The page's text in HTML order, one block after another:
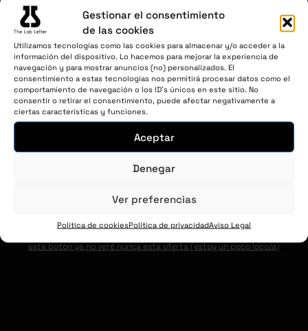
Gestionar el consentimiento
de las cookies
Utilizamos tecnologías como las cookies para almacenar y/o acceder a la
información del dispositivo. Lo hacemos para mejorar la experiencia de
navegación y para mostrar anuncios (no) personalizados. El
consentimiento a estas tecnologías nos permitirá procesar datos como el
comportamiento de navegación o los ID's únicos en este sitio. No
consentir o retirar el consentimiento, puede afectar negativamente a
ciertas características y funciones.
Aceptar
Denegar
Ver preferencias
Política de cookiesPolítica de privacidadAviso Legal
EN 15 DÍAS
dos revistasy recibirás las 12 siguientes por un
pago único de 1.125€ +IVA. (125€/mes
93,75€/mes+IVA. Un ahorro del 25% al año)
Si no te gusta, cancela y te quedas con tu
revista + los bonus gratuitos.
Es decir, siempre ganas: o te quedas y ahorras
¡SÍ, quiero probar el anual!
revistas extra
No gracias, NO quiero recibir gratis las 2 revistas extra + El bonus
812en7 + ahorro de 375€ + IVA al año. Entiendo que al hacer clic
este botón ya no veré nunca esta oferta (estoy un poco loco/a)